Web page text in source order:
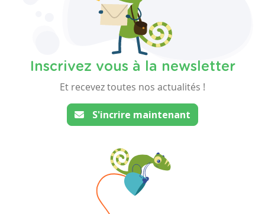
Inscrivez vous à la newsletter
Et recevez toutes nos actualités !
S'incrire maintenant